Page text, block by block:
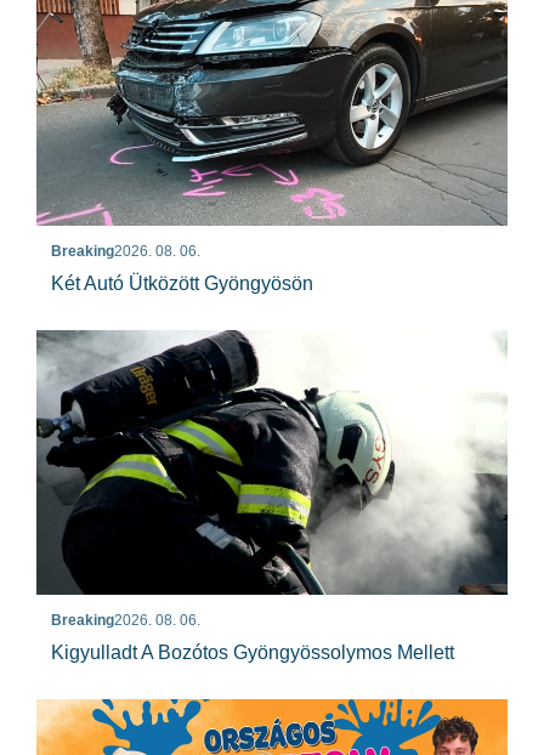
Breaking2026. 08. 06.
Két Autó Ütközött Gyöngyösön
Breaking2026. 08. 06.
Kigyulladt A Bozótos Gyöngyössolymos Mellett